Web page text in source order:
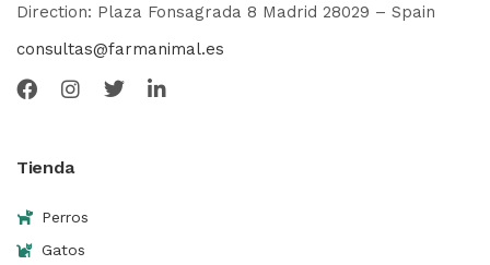
Direction: Plaza Fonsagrada 8 Madrid 28029 – Spain
consultas@farmanimal.es
Tienda
Perros
Gatos